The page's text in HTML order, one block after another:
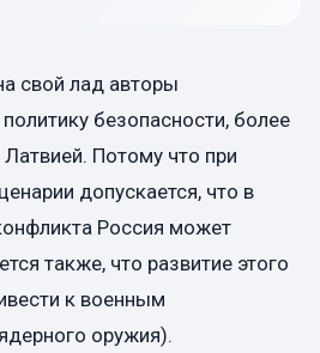
свой лад авторы
безопасности, более
Потому что при
допускается, что в
Россия может
также, что развитие этого
к военным
оружия).